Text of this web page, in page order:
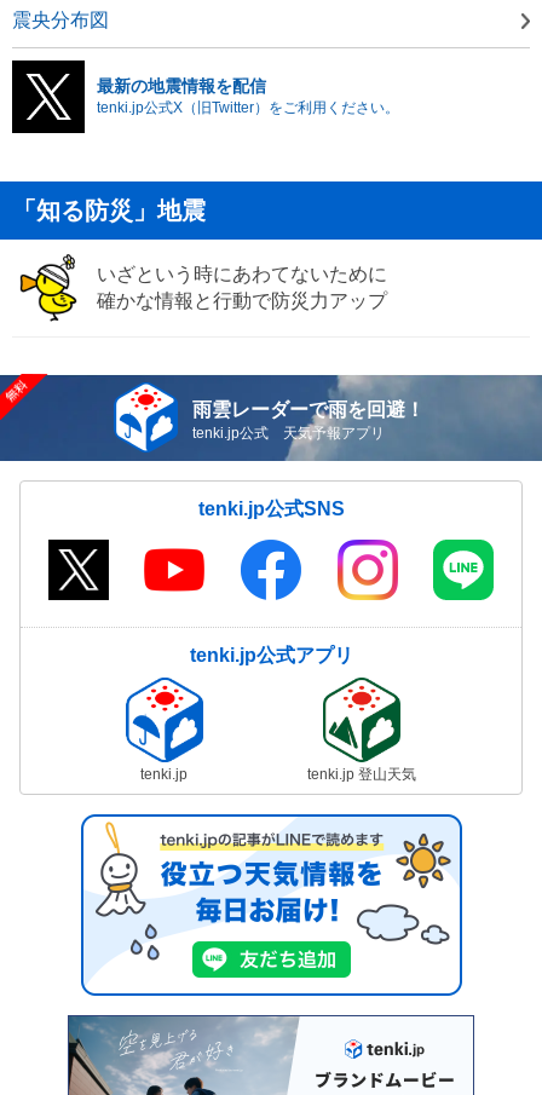
震央分布図
最新の地震情報を配信
tenki.jp公式X（旧Twitter）をご利用ください。
「知る防災」地震
いざという時にあわてないために
確かな情報と行動で防災力アップ
雨雲レーダーで雨を回避！
tenki.jp公式 天気予報アプリ
tenki.jp公式SNS
tenki.jp公式アプリ
tenki.jp tenki.jp 登山天気